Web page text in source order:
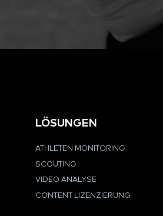
LÖSUNGEN
ATHLETEN MONITORING
SCOUTING
VIDEO ANALYSE
CONTENT LIZENZIERUNG